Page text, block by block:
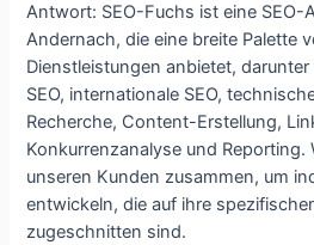
Antwort: SEO-Fuchs ist eine SEO-
Andernach, die eine breite Palette
Dienstleistungen anbietet,
SEO, internationale SEO,
Recherche, Content-Erstellung,
Konkurrenzanalyse und Reporting.
unseren Kunden zusammen, um
entwickeln, die auf ihre
zugeschnitten sind.